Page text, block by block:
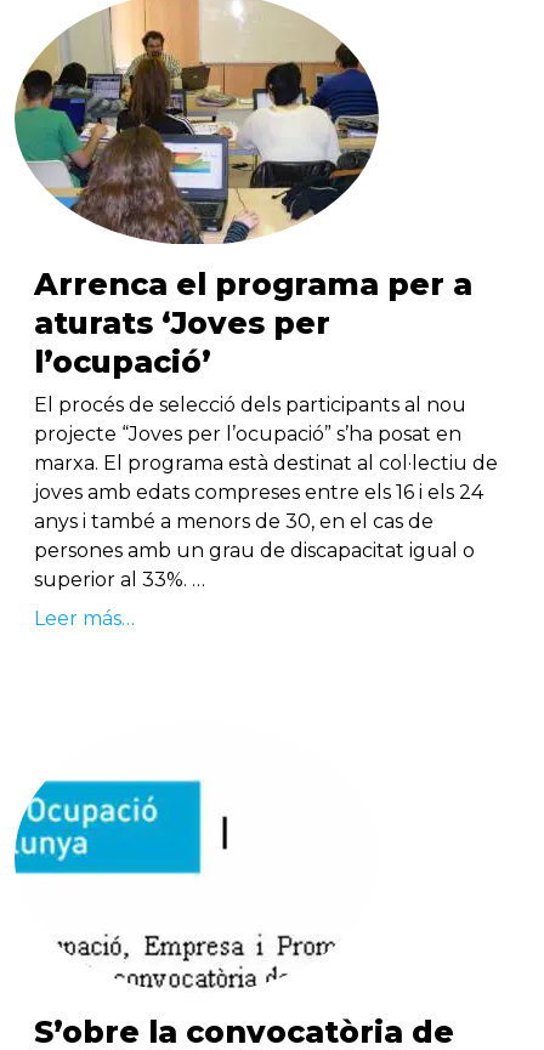
Arrenca el programa per a
aturats ‘Joves per
l’ocupació’
El procés de selecció dels participants al nou
projecte “Joves per l’ocupació” s’ha posat en
marxa. El programa està destinat al col·lectiu de
joves amb edats compreses entre els 16 i els 24
anys i també a menors de 30, en el cas de
persones amb un grau de discapacitat igual o
superior al 33%. …
Leer más…
S’obre la convocatòria de